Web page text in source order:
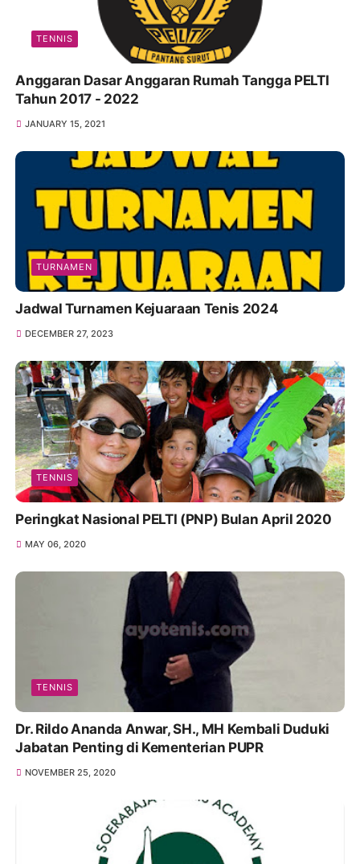
TENNIS
Anggaran Dasar Anggaran Rumah Tangga PELTI
Tahun 2017 - 2022
JANUARY 15, 2021
TURNAMEN
Jadwal Turnamen Kejuaraan Tenis 2024
DECEMBER 27, 2023
TENNIS
Peringkat Nasional PELTI (PNP) Bulan April 2020
MAY 06, 2020
TENNIS
Dr. Rildo Ananda Anwar, SH., MH Kembali Duduki
Jabatan Penting di Kementerian PUPR
NOVEMBER 25, 2020